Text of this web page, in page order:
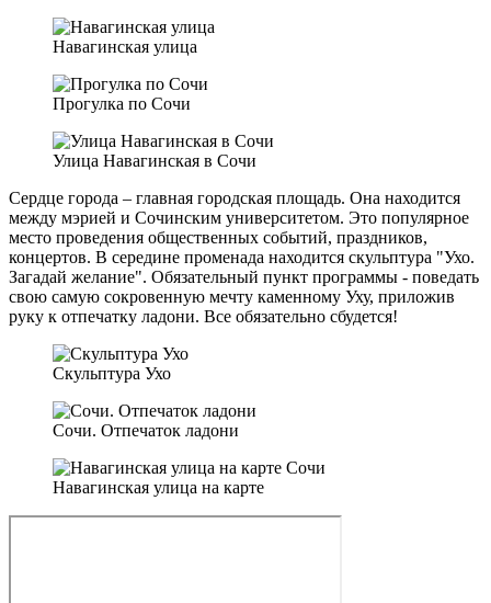
Навагинская улица
Прогулка по Сочи
Улица Навагинская в Сочи
Сердце города – главная городская площадь. Она находится
между мэрией и Сочинским университетом. Это популярное
место проведения общественных событий, праздников,
концертов. В середине променада находится скульптура "Ухо.
Загадай желание". Обязательный пункт программы - поведать
свою самую сокровенную мечту каменному Уху, приложив
руку к отпечатку ладони. Все обязательно сбудется!
Скульптура Ухо
Сочи. Отпечаток ладони
Навагинская улица на карте